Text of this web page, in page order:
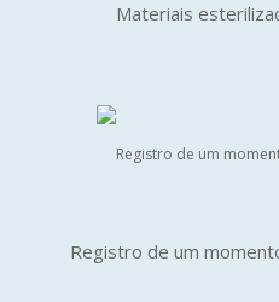
Materiais
Registro de um